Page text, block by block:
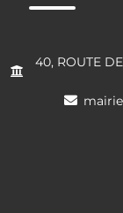
40, ROUTE